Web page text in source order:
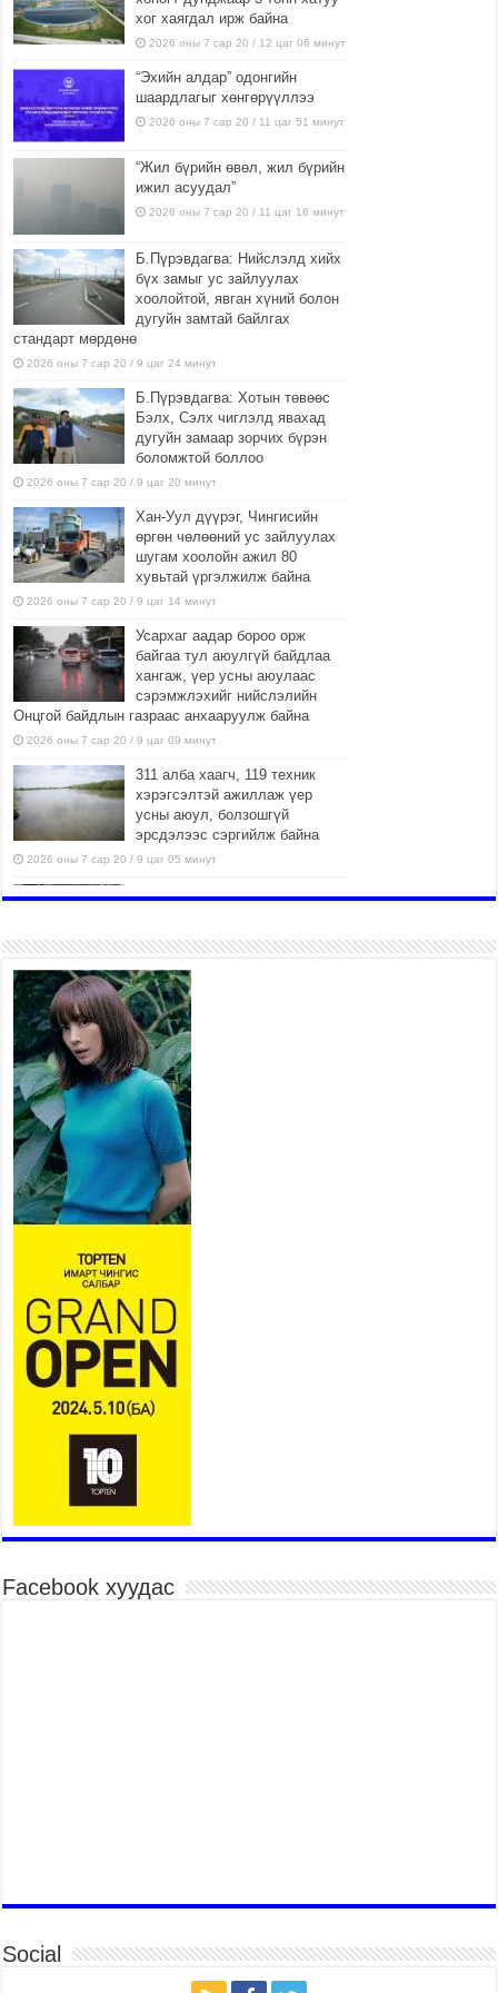
хог хаягдал ирж байна
2026 оны 7 сар 20 / 12 цаг 06 минут
“Эхийн алдар” одонгийн
шаардлагыг хөнгөрүүллээ
2026 оны 7 сар 20 / 11 цаг 51 минут
“Жил бүрийн өвөл, жил бүрийн
ижил асуудал”
2026 оны 7 сар 20 / 11 цаг 16 минут
Б.Пүрэвдагва: Нийслэлд хийх
бүх замыг ус зайлуулах
хоолойтой, явган хүний болон
дугуйн замтай байлгах
стандарт мөрдөнө
2026 оны 7 сар 20 / 9 цаг 24 минут
Б.Пүрэвдагва: Хотын төвөөс
Бэлх, Сэлх чиглэлд явахад
дугуйн замаар зорчих бүрэн
боломжтой боллоо
2026 оны 7 сар 20 / 9 цаг 20 минут
Хан-Уул дүүрэг, Чингисийн
өргөн чөлөөний ус зайлуулах
шугам хоолойн ажил 80
хувьтай үргэлжилж байна
2026 оны 7 сар 20 / 9 цаг 14 минут
Усархаг аадар бороо орж
байгаа тул аюулгүй байдлаа
хангаж, үер усны аюулаас
сэрэмжлэхийг нийслэлийн
Онцгой байдлын газраас анхааруулж байна
2026 оны 7 сар 20 / 9 цаг 09 минут
311 алба хаагч, 119 техник
хэрэгсэлтэй ажиллаж үер
усны аюул, болзошгүй
эрсдэлээс сэргийлж байна
2026 оны 7 сар 20 / 9 цаг 05 минут
Аяллаа зөв төлөвлөхийг
2026 оны 7 сар 16 / 11 цаг 50 минут
Үер усны болзошгүй аюулаас
сэргийлж, холбогдох
байгууллагууд өндөржүүлсэн
бэлэн байдалд ажиллаж байна
2026 оны 7 сар 15 / 13 цаг 06 минут
Монгол адууны үнэ цэнийг
дэлхийд сурталчлах “Дэлхийн
адууны өдөр”-т 15000 морьтон
оролцож байна
2026 оны 7 сар 15 / 11 цаг 51 минут
Шагайн харвааны насанд хүрэгчдийн багийн
шилдгүүд шалгарав
2026 оны 7 сар 15 / 11 цаг 45 минут
Үндэсний их баяр наадмын сур харвааны
шагналыг нийслэлийн Засаг дарга бөгөөд
Улаанбаатар хотын Захирагч Б.Пүрэвдагва
гардууллаа
2026 оны 7 сар 15 / 11 цаг 41 минут
Нийслэлийн Эрүүл мэндийн газраас 45 баг
иргэдэд тусламж, үйлчилгээ үзүүлж байна
2026 оны 7 сар 15 / 11 цаг 30 минут
үргэлжилж байна
Төв цэнгэлдэх орчмын цэвэрлэгээ, үйлчилгээнд
мэргэнээ сорьж байна
Facebook хуудас
Social